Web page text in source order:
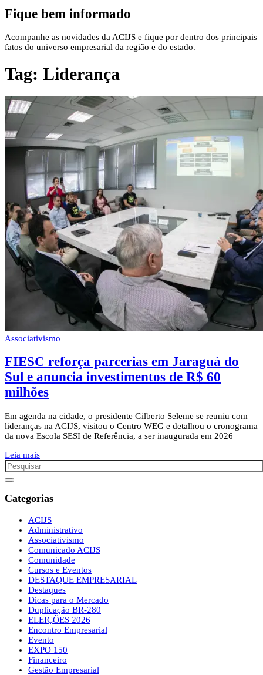
Fique bem informado
Acompanhe as novidades da ACIJS e fique por dentro dos principais
fatos do universo empresarial da região e do estado.
Tag: Liderança
Associativismo
FIESC reforça parcerias em Jaraguá do
Sul e anuncia investimentos de R$ 60
milhões
Em agenda na cidade, o presidente Gilberto Seleme se reuniu com
lideranças na ACIJS, visitou o Centro WEG e detalhou o cronograma
da nova Escola SESI de Referência, a ser inaugurada em 2026
Leia mais
Categorias
ACIJS
Administrativo
Associativismo
Comunicado ACIJS
Comunidade
Cursos e Eventos
DESTAQUE EMPRESARIAL
Destaques
Dicas para o Mercado
Duplicação BR-280
ELEIÇÕES 2026
Encontro Empresarial
Evento
EXPO 150
Financeiro
Gestão Empresarial